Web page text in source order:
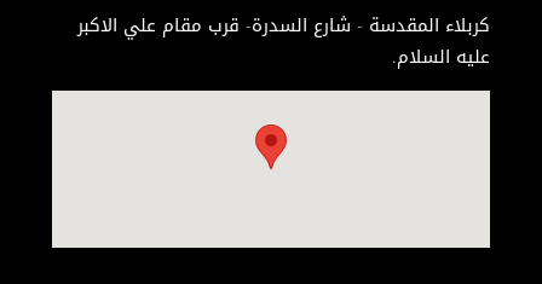
كربلاء المقدسة - شارع السدرة- قرب مقام علي الاكبر
عليه السلام.